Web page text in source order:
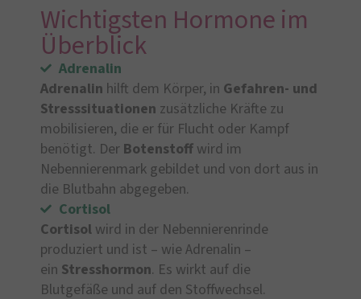
Wichtigsten Hormone im
Überblick
Adrenalin
Adrenalin hilft dem Körper, in Gefahren- und
Stresssituationen zusätzliche Kräfte zu
mobilisieren, die er für Flucht oder Kampf
benötigt. Der Botenstoff wird im
Nebennierenmark gebildet und von dort aus in
die Blutbahn abgegeben.
Cortisol
Cortisol wird in der Nebennierenrinde
produziert und ist – wie Adrenalin –
ein Stresshormon. Es wirkt auf die
Blutgefäße und auf den Stoffwechsel.